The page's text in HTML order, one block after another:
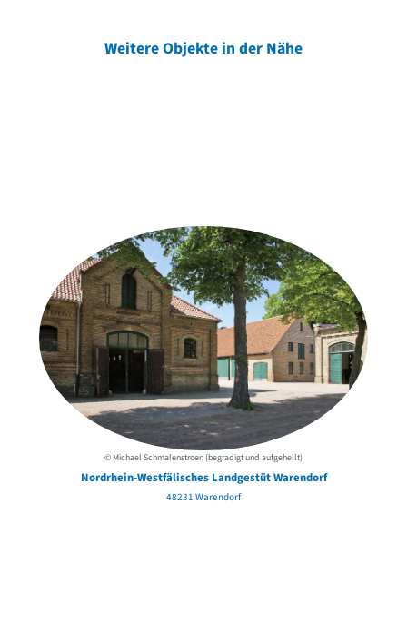
Weitere Objekte in der Nähe
© Michael Schmalenstroer; (begradigt und aufgehellt)
Nordrhein-Westfälisches Landgestüt Warendorf
48231 Warendorf